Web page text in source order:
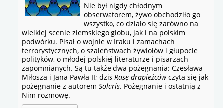
Nie był nigdy chłodnym
obserwatorem, żywo obchodziło go
wszystko, co działo się zarówno na
wielkiej scenie ziemskiego globu, jak i na polskim
podwórku. Pisał o wojnie w Iraku i zamachach
terrorystycznych, o szaleństwach żywiołów i głupocie
polityków, o młodej polskiej literaturze i pisarzach
zapomnianych. Są tu także dwa pożegnania: Czesława
Miłosza i Jana Pawła II; dziś Rasę drapieżcówczyta się jak
pożegnanie z autorem Solaris. Pożegnanie i ostatnią z
Nim rozmowę.